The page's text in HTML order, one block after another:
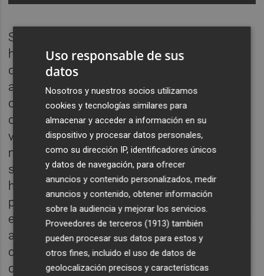
Si alguien se preguntaba por todos aquellos
homeless no apuntaba al gobierno ni a la
desigualdad, sino a la providencia divina,
apelaba a My Lord o a la maldad de los
chinos que (supuestamente) introducían la
droga en sus fronteras. En los restaurantes
vi a la gente sacando sus tarjetas y los
móviles de forma tan despreocupada como
si el dinero, feliz sueño del anarquismo, se
hubiera cancelado por fin. Un simple paseo
por la 5ª avenida me recordaba lo lejos que
estamos aún de ese sueño. Ahora asistimos
a un régimen gobernado por billonarios y
cruzamos los dedos por el lugar donde
quedará la democracia que están
Uso responsable de sus
datos
Nosotros y nuestros socios utilizamos
cookies y tecnologías similares para
almacenar y acceder a información en su
dispositivo y procesar datos personales,
como su dirección IP, identificadores únicos
y datos de navegación, para ofrecer
anuncios y contenido personalizados, medir
anuncios y contenido, obtener información
sobre la audiencia y mejorar los servicios.
Proveedores de terceros (1913) también
pueden procesar sus datos para estos y
otros fines, incluido el uso de datos de
geolocalización precisos y características